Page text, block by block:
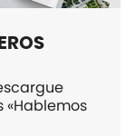
«Hablemos